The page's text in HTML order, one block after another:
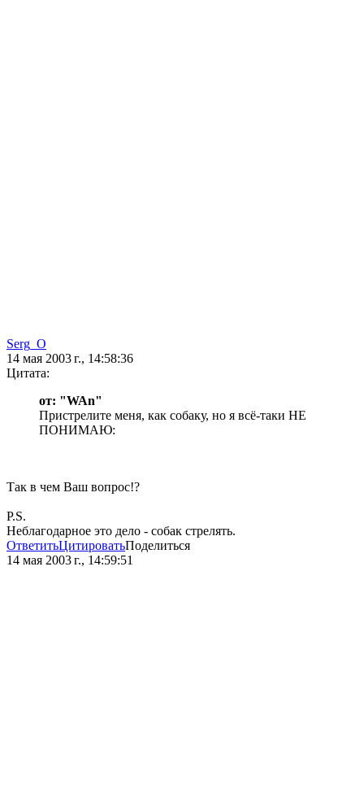
Serg_O
14 мая 2003 г., 14:58:36
Цитата:
от: "WAn"
Пристрелите меня, как собаку, но я всё-таки НЕ
ПОНИМАЮ:
Так в чем Ваш вопрос!?
P.S.
Неблагодарное это дело - собак стрелять.
ОтветитьЦитироватьПоделиться
14 мая 2003 г., 14:59:51